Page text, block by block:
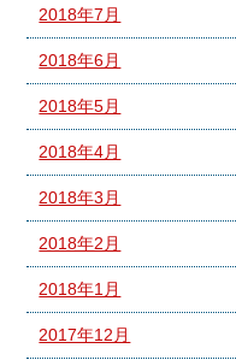
2018年7月
2018年6月
2018年5月
2018年4月
2018年3月
2018年2月
2018年1月
2017年12月